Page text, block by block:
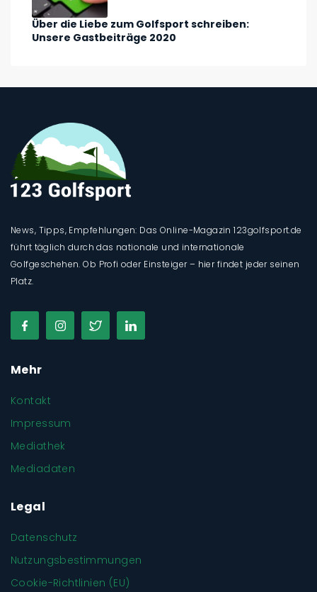
Über die Liebe zum Golfsport schreiben:
Unsere Gastbeiträge 2020
News, Tipps, Empfehlungen: Das Online-Magazin 123golfsport.de
führt täglich durch das nationale und internationale
Golfgeschehen. Ob Profi oder Einsteiger – hier findet jeder seinen
Platz.
Mehr
Kontakt
Impressum
Mediathek
Mediadaten
Legal
Datenschutz
Nutzungsbestimmungen
Cookie-Richtlinien (EU)